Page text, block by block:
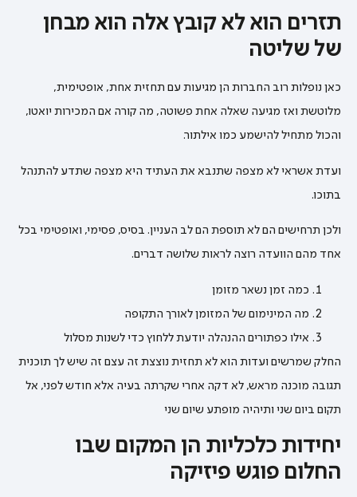
תזרים הוא לא קובץ אלה הוא מבחן
של שליטה
כאן נופלות רוב החברות הן מגיעות עם תחזית אחת, אופטימית,
מלוטשת ואז מגיעה שאלה אחת פשוטה, מה קורה אם המכירות יואטו,
והכול מתחיל להישמע כמו אילתור.
ועדת אשראי לא מצפה שתנבא את העתיד היא מצפה שתדע להתנהל
בתוכו.
ולכן תרחישים הם לא תוספת הם לב העניין. בסיס, פסימי, ואופטימי בכל
אחד מהם הוועדה רוצה לראות שלושה דברים.
כמה זמן נשאר מזומן
מה המינימום של המזומן לאורך התקופה
אילו כפתורים ההנהלה יודעת ללחוץ כדי לשנות מסלול
החלק שמרשים ועדות הוא לא תחזית נוצצת זה עצם זה שיש לך תוכנית
תגובה מוכנה מראש, לא דקה אחרי שקרתה בעיה אלא חודש לפני, אל
תקום ביום שני ותיהיה מופתע שיום שני
יחידות כלכליות הן המקום שבו
החלום פוגש פיזיקה